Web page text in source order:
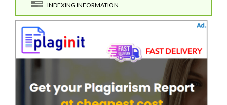
INDEXING INFORMATION